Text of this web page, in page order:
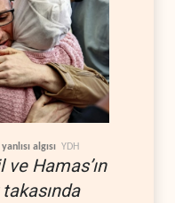
algısı YDH
Hamas’ın